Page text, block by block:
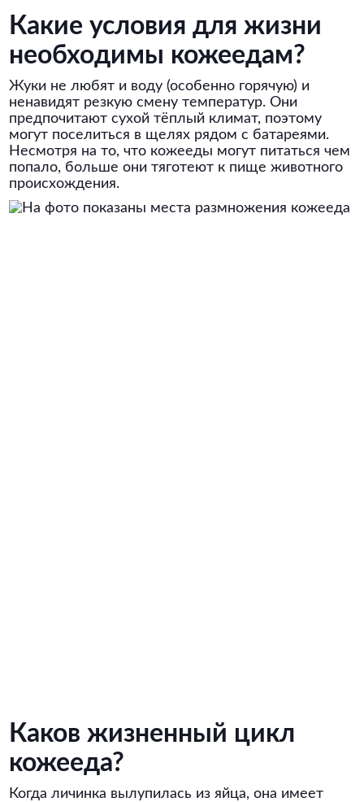
Какие условия для жизни
необходимы кожеедам?
Жуки не любят и воду (особенно горячую) и
ненавидят резкую смену температур. Они
предпочитают сухой тёплый климат, поэтому
могут поселиться в щелях рядом с батареями.
Несмотря на то, что кожееды могут питаться чем
попало, больше они тяготеют к пище животного
происхождения.
Каков жизненный цикл
кожееда?
Когда личинка вылупилась из яйца, она имеет